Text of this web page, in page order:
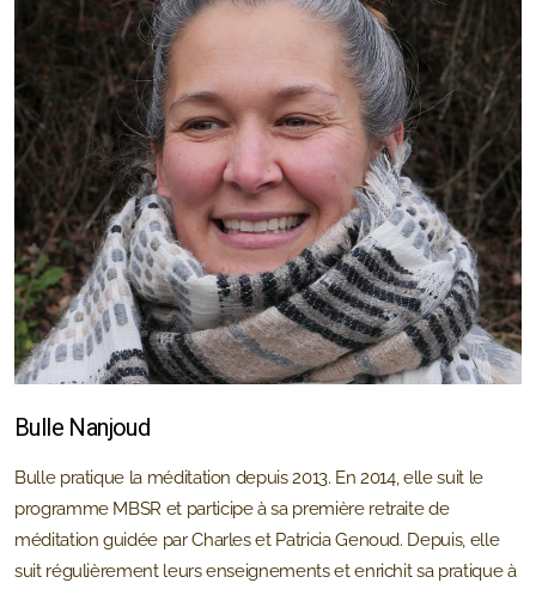
Bulle Nanjoud
Bulle pratique la méditation depuis 2013. En 2014, elle suit le
programme MBSR et participe à sa première retraite de
méditation guidée par Charles et Patricia Genoud. Depuis, elle
suit régulièrement leurs enseignements et enrichit sa pratique à